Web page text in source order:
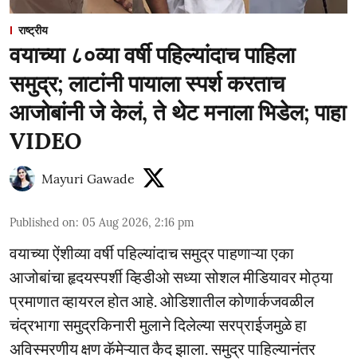
राष्ट्रीय
वयाच्या ८०व्या वर्षी पहिल्यांदाच पाहिला
समुद्र; लाटांनी पायाला स्पर्श करताच
आजोबांनी जे केलं, ते थेट मनाला भिडेल; पाहा
VIDEO
Mayuri Gawade
Published on: 05 Aug 2026, 2:16 pm
वयाच्या ऐंशीव्या वर्षी पहिल्यांदाच समुद्र पाहणाऱ्या एका
आजोबांचा हृदयस्पर्शी व्हिडीओ सध्या सोशल मीडियावर मोठ्या
प्रमाणात व्हायरल होत आहे. ओडिशातील कोणार्कजवळील
चंद्रभागा समुद्रकिनारी मुलाने दिलेल्या सरप्राईजमुळे हा
अविस्मरणीय क्षण कॅमेऱ्यात कैद झाला. समुद्र पाहिल्यानंतर